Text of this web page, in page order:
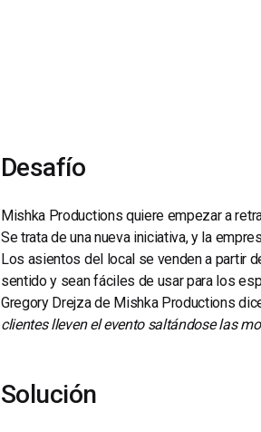
Desafío
Mishka Productions quiere empezar a
Se trata de una nueva iniciativa, y la
Los asientos del local se venden a partir
sentido y sean fáciles de usar para los
Gregory Drejza de Mishka Productions
clientes lleven el evento saltándose las
Solución